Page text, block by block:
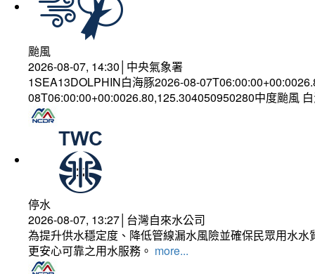
颱風
2026-08-07, 14:30│中央氣象署
1SEA13DOLPHIN白海豚2026-08-
08T06:00:00+00:0026.80,125.304050950280中度颱風
停水
2026-08-07, 13:27│台灣自來水公司
為提升供水穩定度、降低管線漏水風險並確保民眾用水
更安心可靠之用水服務。 more...